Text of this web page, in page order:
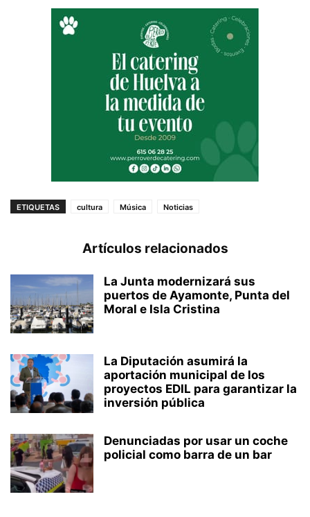
ETIQUETAS cultura Música Noticias
Artículos relacionados
La Junta modernizará sus
puertos de Ayamonte, Punta del
Moral e Isla Cristina
La Diputación asumirá la
aportación municipal de los
proyectos EDIL para garantizar la
inversión pública
Denunciadas por usar un coche
policial como barra de un bar